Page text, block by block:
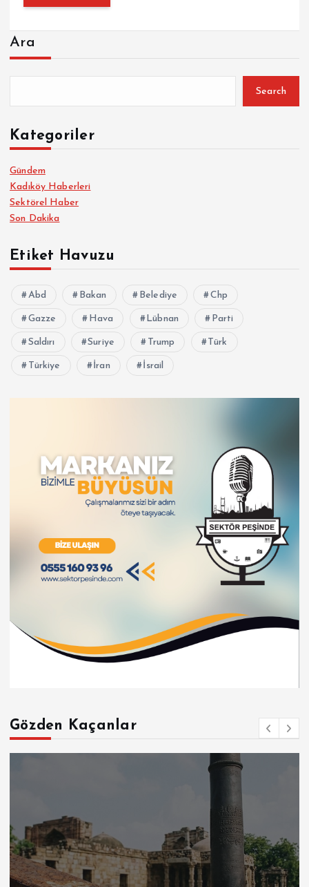
Ara
Search
Kategoriler
Gündem
Kadıköy Haberleri
Sektörel Haber
Son Dakika
Etiket Havuzu
Abd Bakan Belediye Chp
Gazze Hava Lübnan Parti
Saldırı Suriye Trump Türk
Türkiye İran İsrail
Gözden Kaçanlar